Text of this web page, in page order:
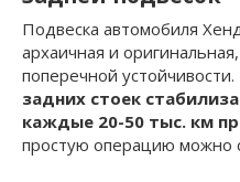
Подвеска автомобиля
архаичная и
поперечной устойчивости.
задних стоек
каждые 20-50 тыс. км
простую операцию можно